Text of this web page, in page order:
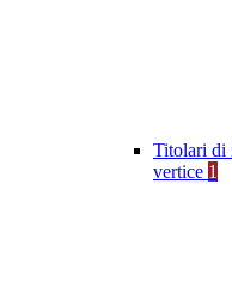
Titolari di
vertice 1